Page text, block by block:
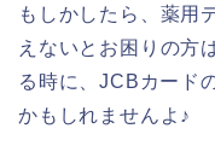
もしかしたら、薬用
えないとお困りの方
る時に、JCBカード
かもしれませんよ♪